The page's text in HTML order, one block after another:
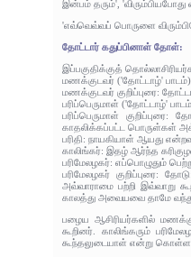
இன்பம் தரும்', 'விரும்பியபோது
'எவ்வெவ்வப் பொருளை
தோட்டார் கதுப்பினாள் தோள்:
இப்பகுதிக்குத்
மணக்குடவர் ('தோட்டாழ்'
மணக்குடவர் குறிப்புரை:
பரிப்பெருமாள் ('தோட்டாழ்'
பரிப்பெருமாள்
காதலிக்கப்பட்ட பொருள்கள்
பரிதி: நாயகியாள் ஆயது
காலிங்கர்: இதழ் ஆர்ந்த
பரிமேலழகர்: எப்பொழுதும்
பரிமேலழகர் குறிப்புரை:
அவ்வாராமை பற்றி இவ்வாறு
காலத்து அவையவை தாமே
பழைய ஆசிரியர்களில்
கூறினர். காலிங்கரும்
கூந்தலுடையாள் என்று கொள்ள